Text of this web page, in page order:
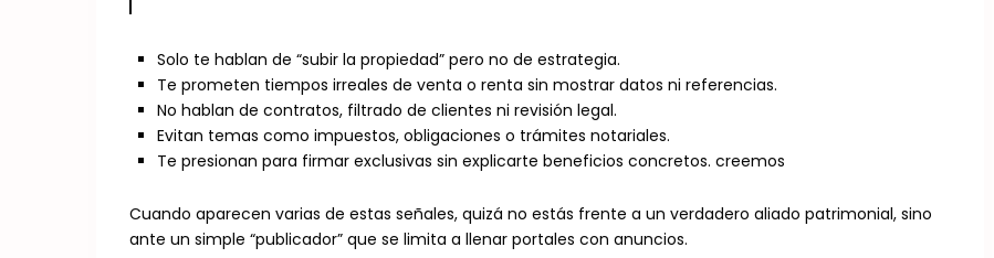
Solo te hablan de “subir la propiedad” pero no de estrategia.
Te prometen tiempos irreales de venta o renta sin mostrar datos ni referencias.
No hablan de contratos, filtrado de clientes ni revisión legal.
Evitan temas como impuestos, obligaciones o trámites notariales.
Te presionan para firmar exclusivas sin explicarte beneficios concretos. creemos
Cuando aparecen varias de estas señales, quizá no estás frente a un verdadero aliado patrimonial, sino
ante un simple “publicador” que se limita a llenar portales con anuncios.